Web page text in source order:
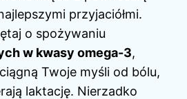
przyjaciółmi.
o spożywaniu
w kwasy omega-3,
Twoje myśli od bólu,
laktację. Nierzadko